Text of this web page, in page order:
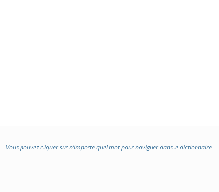
Vous pouvez cliquer sur n’importe quel mot pour naviguer dans le dictionnaire.